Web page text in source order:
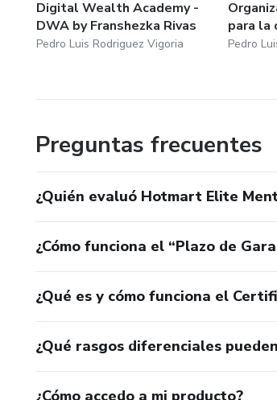
Digital Wealth Academy -
DWA by Franshezka Rivas
Pedro Luis Rodriguez Vigoria
para la
Pedro
Preguntas frecuentes
¿Quién evaluó Hotmart Elite
¿Cómo funciona el “Plazo de
¿Qué es y cómo funciona el
¿Qué rasgos diferenciales
¿Cómo accedo a mi producto?